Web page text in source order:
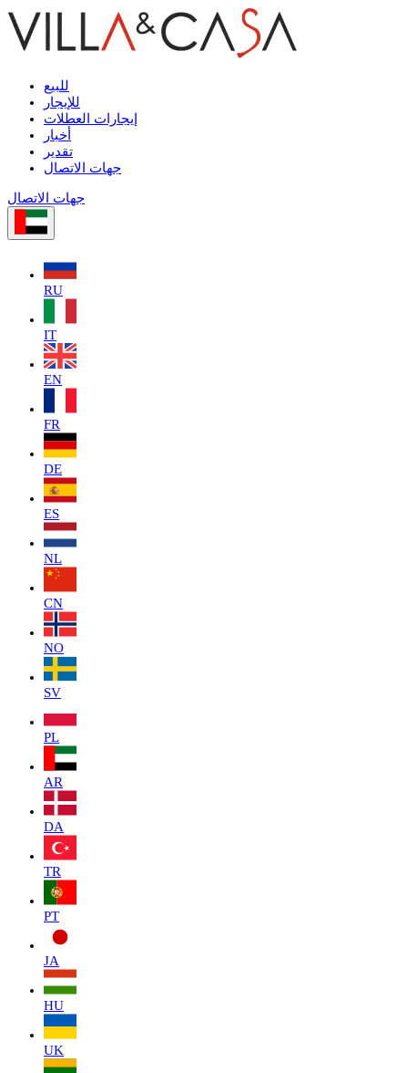
للبيع
للإيجار
إيجارات العطلات
أخبار
تقدير
جهات الاتصال
جهات الاتصال
RU
IT
EN
FR
DE
ES
NL
CN
NO
SV
PL
AR
DA
TR
PT
JA
HU
UK